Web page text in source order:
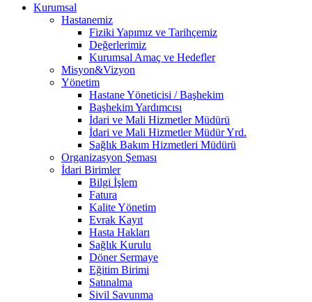
Kurumsal
Hastanemiz
Fiziki Yapımız ve Tarihçemiz
Değerlerimiz
Kurumsal Amaç ve Hedefler
Misyon&Vizyon
Yönetim
Hastane Yöneticisi / Başhekim
Başhekim Yardımcısı
İdari ve Mali Hizmetler Müdürü
İdari ve Mali Hizmetler Müdür Yrd.
Sağlık Bakım Hizmetleri Müdürü
Organizasyon Şeması
İdari Birimler
Bilgi İşlem
Fatura
Kalite Yönetim
Evrak Kayıt
Hasta Hakları
Sağlık Kurulu
Döner Sermaye
Eğitim Birimi
Satınalma
Sivil Savunma